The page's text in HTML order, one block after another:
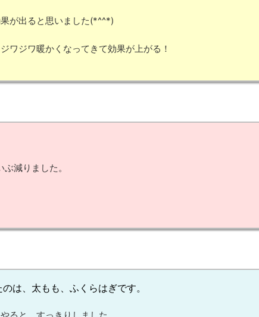
が出る と思いました(*^^*)
ワジワ暖かくなってきて効果が上がる ！
ぶ減り ました。
は、太もも、 ふくらはぎです。